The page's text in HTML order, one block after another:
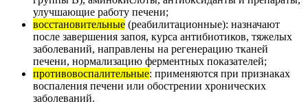
улучшающие работу печени;
восстановительные (реабилитационные): назначают
после завершения запоя, курса антибиотиков, тяжелых
заболеваний, направлены на регенерацию тканей
печени, нормализацию ферментных показателей;
противовоспалительные: применяются при признаках
воспаления печени или обострении хронических
заболеваний.